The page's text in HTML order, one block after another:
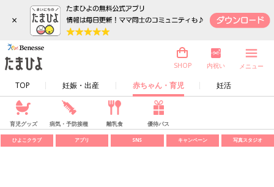
×
TOP 妊娠・出産 赤ちゃん・育児 妊活
SHOP 内祝い メニュー
育児グッズ 病気・予防接種 離乳食 優待パス
ひよこクラブ アプリ SNS キャンペーン 写真スタジオ